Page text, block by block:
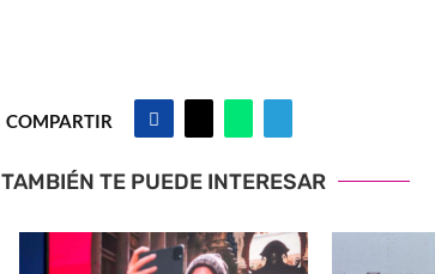
COMPARTIR
TAMBIÉN TE PUEDE INTERESAR